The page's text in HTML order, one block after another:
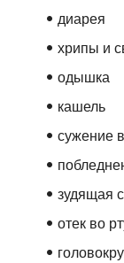
диарея
хрипы и
одышка
кашель
сужение
зудящая
отек во